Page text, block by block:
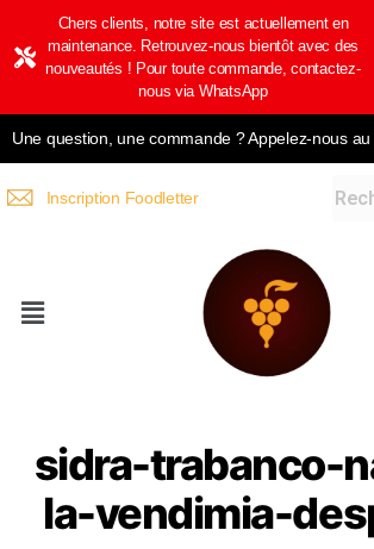
Chers clients, notre site est actuellement en
maintenance. Retrouvez-nous bientôt avec des
nouveautés ! Pour toute commande, contactez-
nous via WhatsApp
Une question, une commande ? Appelez-nous
Inscription Foodletter
sidra-trabanco-
la-vendimia-